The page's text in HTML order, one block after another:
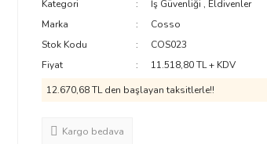
Kategori İş Güvenliği , Eldivenler
Marka
Cosso
Stok Kodu
COS023
Fiyat
11.518,80 TL + KDV
12.670,68 TL den başlayan taksitlerle!!
Kargo bedava